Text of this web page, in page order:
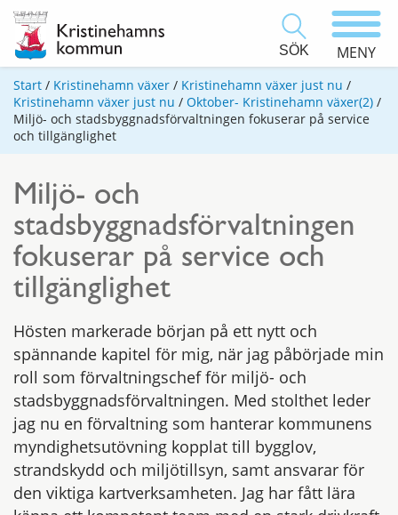
SÖK MENY
Start / Kristinehamn växer / Kristinehamn växer just nu /
Kristinehamn växer just nu / Oktober- Kristinehamn växer(2) /
Miljö- och stadsbyggnadsförvaltningen fokuserar på service
och tillgänglighet
Miljö- och
stadsbyggnadsförvaltningen
fokuserar på service och
tillgänglighet
Hösten markerade början på ett nytt och
spännande kapitel för mig, när jag påbörjade min
roll som förvaltningschef för miljö- och
stadsbyggnadsförvaltningen. Med stolthet leder
jag nu en förvaltning som hanterar kommunens
myndighetsutövning kopplat till bygglov,
strandskydd och miljötillsyn, samt ansvarar för
den viktiga kartverksamheten. Jag har fått lära